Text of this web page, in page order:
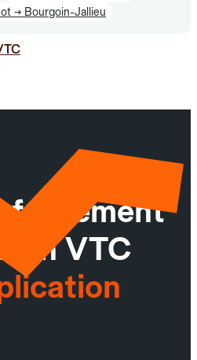
→ Bourgoin-Jallieu
facilement
un VTC